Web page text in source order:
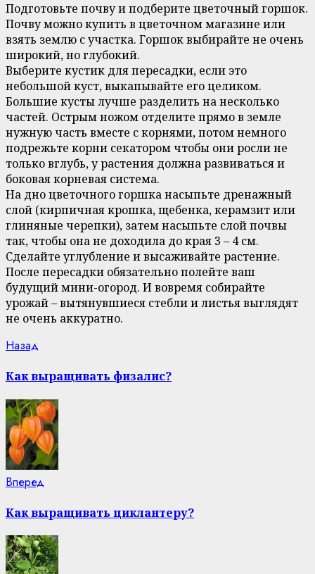
Подготовьте почву и подберите цветочный горшок.
Почву можно купить в цветочном магазине или
взять землю с участка. Горшок выбирайте не очень
широкий, но глубокий.
Выберите кустик для пересадки, если это
небольшой куст, выкапывайте его целиком.
Большие кусты лучше разделить на несколько
частей. Острым ножом отделите прямо в земле
нужную часть вместе с корнями, потом немного
подрежьте корни секатором чтобы они росли не
только вглубь, у растения должна развиваться и
боковая корневая система.
На дно цветочного горшка насыпьте дренажный
слой (кирпичная крошка, щебенка, керамзит или
глиняные черепки), затем насыпьте слой почвы
так, чтобы она не доходила до края 3 – 4 см.
Сделайте углубление и высаживайте растение.
После пересадки обязательно полейте ваш
будущий мини-огород. И вовремя собирайте
урожай – вытянувшиеся стебли и листья выглядят
не очень аккуратно.
Continue
Reading
Назад
Как выращивать физалис?
Вперед
Как выращивать циклантеру?